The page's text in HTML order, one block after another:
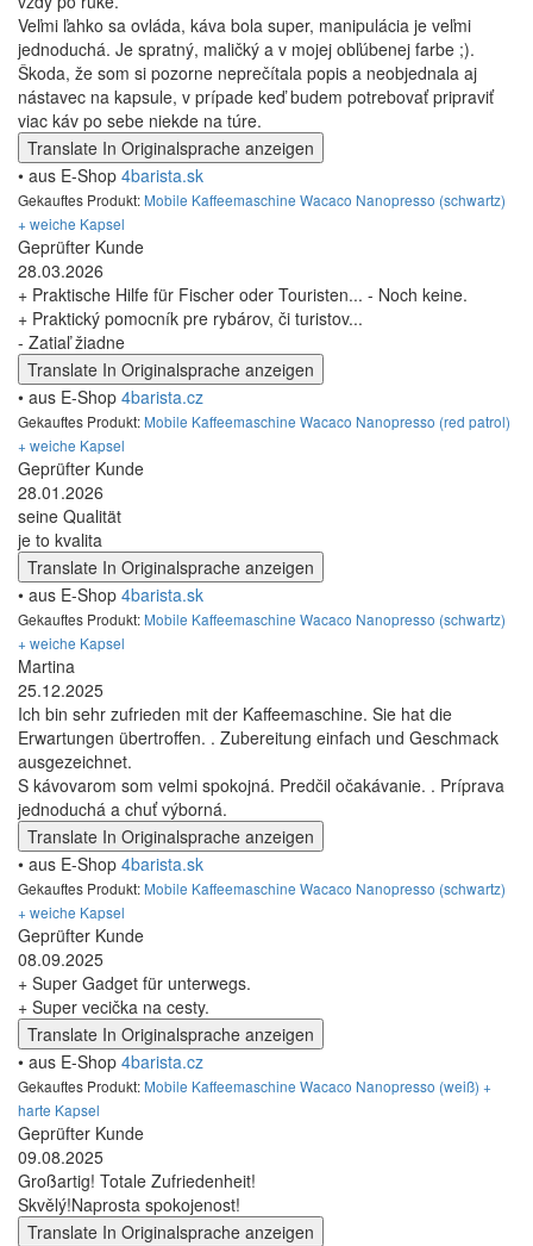
Veľmi ľahko sa ovláda, káva bola super, manipulácia je veľmi
jednoduchá. Je spratný, maličký a v mojej obľúbenej farbe ;).
Škoda, že som si pozorne neprečítala popis a neobjednala aj
nástavec na kapsule, v prípade keď budem potrebovať pripraviť
viac káv po sebe niekde na túre.
Translate In Originalsprache anzeigen
• aus E-Shop 4barista.sk
Gekauftes Produkt: Mobile Kaffeemaschine Wacaco Nanopresso (schwartz)
+ weiche Kapsel
Geprüfter Kunde
28.03.2026
+ Praktische Hilfe für Fischer oder Touristen... - Noch keine.
+ Praktický pomocník pre rybárov, či turistov...
- Zatiaľ žiadne
Translate In Originalsprache anzeigen
• aus E-Shop 4barista.cz
Gekauftes Produkt: Mobile Kaffeemaschine Wacaco Nanopresso (red patrol)
+ weiche Kapsel
Geprüfter Kunde
28.01.2026
seine Qualität
je to kvalita
Translate In Originalsprache anzeigen
• aus E-Shop 4barista.sk
Gekauftes Produkt: Mobile Kaffeemaschine Wacaco Nanopresso (schwartz)
+ weiche Kapsel
Martina
25.12.2025
Ich bin sehr zufrieden mit der Kaffeemaschine. Sie hat die
Erwartungen übertroffen. . Zubereitung einfach und Geschmack
ausgezeichnet.
S kávovarom som velmi spokojná. Predčil očakávanie. . Príprava
jednoduchá a chuť výborná.
Translate In Originalsprache anzeigen
• aus E-Shop 4barista.sk
Gekauftes Produkt: Mobile Kaffeemaschine Wacaco Nanopresso (schwartz)
+ weiche Kapsel
Geprüfter Kunde
08.09.2025
+ Super Gadget für unterwegs.
+ Super vecička na cesty.
Translate In Originalsprache anzeigen
• aus E-Shop 4barista.cz
Gekauftes Produkt: Mobile Kaffeemaschine Wacaco Nanopresso (weiß) +
harte Kapsel
Geprüfter Kunde
09.08.2025
Großartig! Totale Zufriedenheit!
Skvělý!Naprosta spokojenost!
Translate In Originalsprache anzeigen